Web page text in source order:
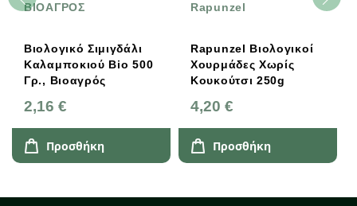
ΒΙΟΑΓΡΟΣ
Βιολογικό Σιμιγδάλι
Καλαμποκιού Bio 500
Γρ., Βιοαγρός
2,16 €
Προσθήκη
Rapunzel
Rapunzel Βιολογικοί
Χουρμάδες Χωρίς
Κουκούτσι 250g
4,20 €
Προσθήκη